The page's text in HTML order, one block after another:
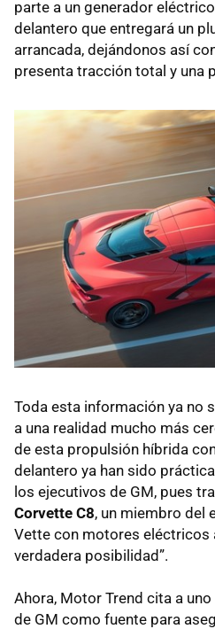
parte a un generador
delantero que entregará un
arrancada, dejándonos así
presenta tracción total y una
Toda esta información ya no
a una realidad mucho más
de esta propulsión híbrida
delantero ya han sido
los ejecutivos de GM, pues
Corvette C8, un miembro del
Vette con motores eléctricos
verdadera posibilidad”.
Ahora, Motor Trend cita a
de GM como fuente para